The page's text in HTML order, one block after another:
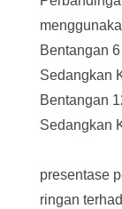
Bentangan
Sedangkan
Bentangan
Sedangkan
presentase
ringan